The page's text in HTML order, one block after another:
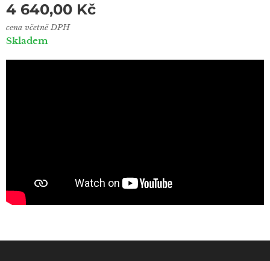
4 640,00 Kč
cena včetně DPH
Skladem